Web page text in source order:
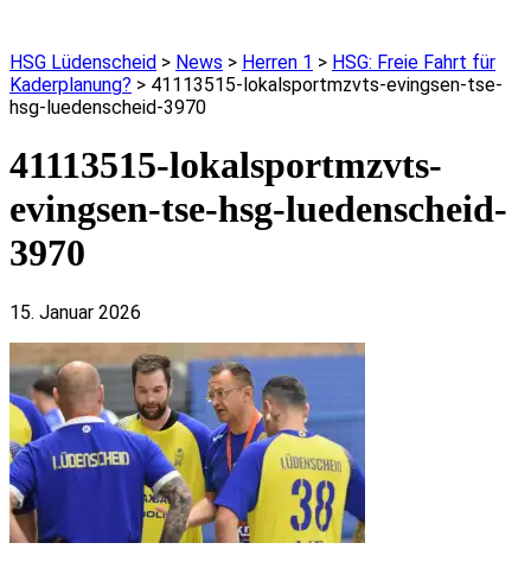
HSG Lüdenscheid > News > Herren 1 > HSG: Freie Fahrt für
Kaderplanung? > 41113515-lokalsportmzvts-evingsen-tse-
hsg-luedenscheid-3970
41113515-lokalsportmzvts-
evingsen-tse-hsg-luedenscheid-
3970
15. Januar 2026